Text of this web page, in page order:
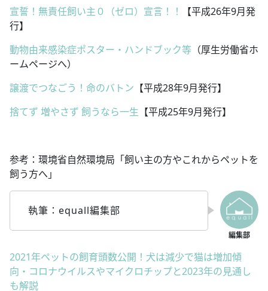
宣誓！無責任飼い主０（ゼロ）宣言！！
【平成26年9月発
行】
動物由来感染症ポスター・ハンドブック等 （厚生労働省ホ
ームページへ）
譲渡でつなごう！命のバトン 【平成28年9月発行】
捨てず 増やさず 飼うなら一生 【平成25年9月発行】
参考：環境省自然環境局「飼い主の方やこれからペットを
飼う方へ」
執筆：equall編集部
2021年ペットの飼育頭数公開！犬は減少で猫は増加傾
向・コロナウイルスやマイクロチップと2023年の見通し
も解説